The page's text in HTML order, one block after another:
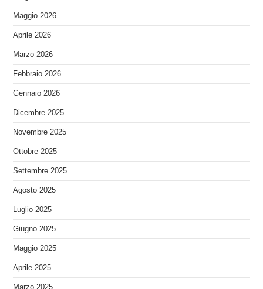
Maggio 2026
Aprile 2026
Marzo 2026
Febbraio 2026
Gennaio 2026
Dicembre 2025
Novembre 2025
Ottobre 2025
Settembre 2025
Agosto 2025
Luglio 2025
Giugno 2025
Maggio 2025
Aprile 2025
Marzo 2025